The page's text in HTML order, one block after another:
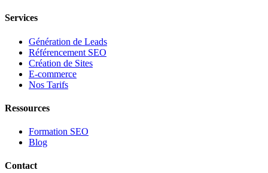
Services
Génération de Leads
Référencement SEO
Création de Sites
E-commerce
Nos Tarifs
Ressources
Formation SEO
Blog
Contact